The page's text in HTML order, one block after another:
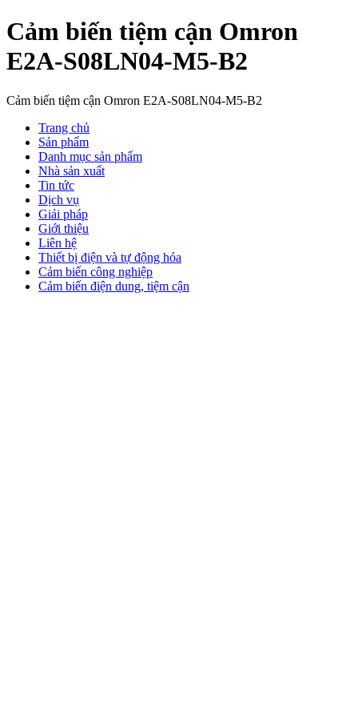
Cảm biến tiệm cận Omron
E2A-S08LN04-M5-B2
Cảm biến tiệm cận Omron E2A-S08LN04-M5-B2
Trang chủ
Sản phẩm
Danh mục sản phẩm
Nhà sản xuất
Tin tức
Dịch vụ
Giải pháp
Giới thiệu
Liên hệ
Thiết bị điện và tự động hóa
Cảm biến công nghiệp
Cảm biến điện dung, tiệm cận